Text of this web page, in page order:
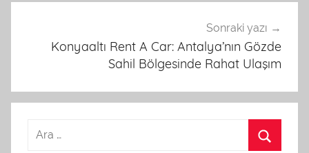
Sonraki yazı
Konyaaltı Rent A Car: Antalya’nın Gözde
Sahil Bölgesinde Rahat Ulaşım